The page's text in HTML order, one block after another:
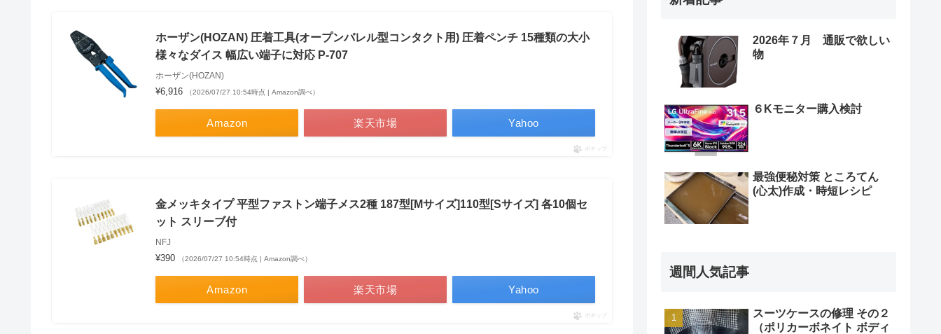
ホーザン(HOZAN) 圧着工具(オープンバレル型コンタクト用) 圧着ペンチ 15種類の大小
様々なダイス 幅広い端子に対応 P-707
ホーザン(HOZAN)
¥6,916 （2026/07/27 10:54時点 | Amazon調べ）
Amazon 楽天市場 Yahoo
ポチップ
金メッキタイプ 平型ファストン端子メス2種 187型[Mサイズ]110型[Sサイズ] 各10個セ
ット スリーブ付
NFJ
¥390 （2026/07/27 10:54時点 | Amazon調べ）
Amazon 楽天市場 Yahoo
ポチップ
2026年７月 通販で欲しい
物
６Kモニター購入検討
最強便秘対策 ところてん
(心太)作成・時短レシピ
週間人気記事
スーツケースの修理 その２
（ポリカーボネイト ボディ